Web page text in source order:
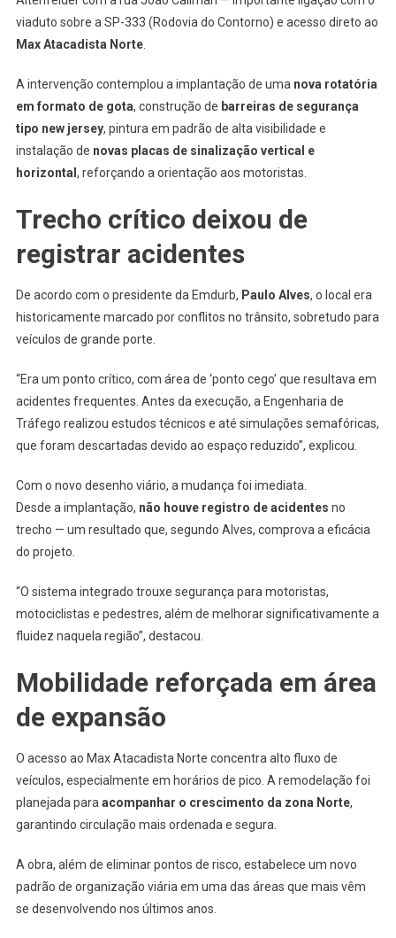
viaduto sobre a SP-333 (Rodovia do Contorno) e acesso direto ao
Max Atacadista Norte.
A intervenção contemplou a implantação de uma nova rotatória
em formato de gota, construção de barreiras de segurança
tipo new jersey, pintura em padrão de alta visibilidade e
instalação de novas placas de sinalização vertical e
horizontal, reforçando a orientação aos motoristas.
Trecho crítico deixou de
registrar acidentes
De acordo com o presidente da Emdurb, Paulo Alves, o local era
historicamente marcado por conflitos no trânsito, sobretudo para
veículos de grande porte.
“Era um ponto crítico, com área de ‘ponto cego’ que resultava em
acidentes frequentes. Antes da execução, a Engenharia de
Tráfego realizou estudos técnicos e até simulações semafóricas,
que foram descartadas devido ao espaço reduzido”, explicou.
Com o novo desenho viário, a mudança foi imediata.
Desde a implantação, não houve registro de acidentes no
trecho — um resultado que, segundo Alves, comprova a eficácia
do projeto.
“O sistema integrado trouxe segurança para motoristas,
motociclistas e pedestres, além de melhorar significativamente a
fluidez naquela região”, destacou.
Mobilidade reforçada em área
de expansão
O acesso ao Max Atacadista Norte concentra alto fluxo de
veículos, especialmente em horários de pico. A remodelação foi
planejada para acompanhar o crescimento da zona Norte,
garantindo circulação mais ordenada e segura.
A obra, além de eliminar pontos de risco, estabelece um novo
padrão de organização viária em uma das áreas que mais vêm
se desenvolvendo nos últimos anos.